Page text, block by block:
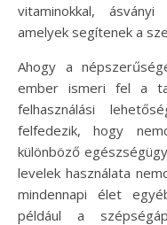
vitaminokkal, ásványi
amelyek segítenek a
Ahogy a
ember ismeri fel a
felhasználási
felfedezik, hogy
különböző
levelek használata
mindennapi élet
például a